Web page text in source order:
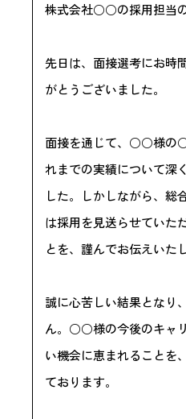
株式会社○○の採用担当
先日は、面接選考にお時
がとうございました。
面接を通じて、○○様の
れまでの実績について深
した。しかしながら、総
は採用を見送らせていた
とを、謹んでお伝えいた
誠に心苦しい結果となり
ん。○○様の今後のキャ
い機会に恵まれることを
ております。